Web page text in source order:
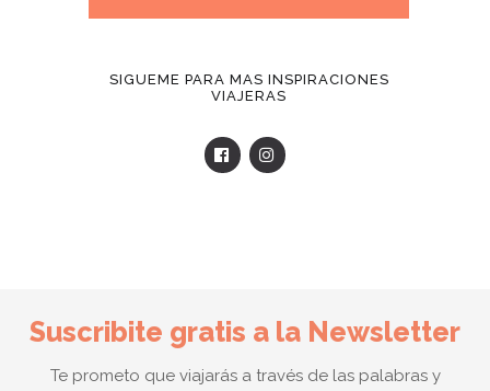
SIGUEME PARA MAS INSPIRACIONES
VIAJERAS
Suscribite gratis a la Newsletter
Te prometo que viajarás a través de las palabras y